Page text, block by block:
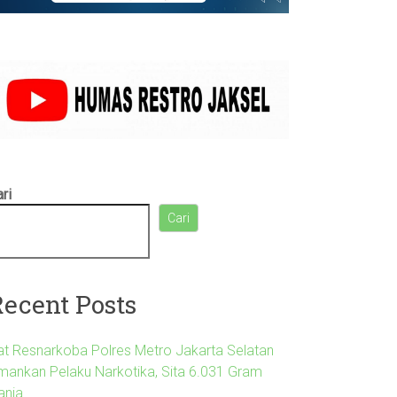
Cari
Posts
Resnarkoba Polres Metro Jakarta Selatan
Pelaku Narkotika, Sita 6.031 Gram